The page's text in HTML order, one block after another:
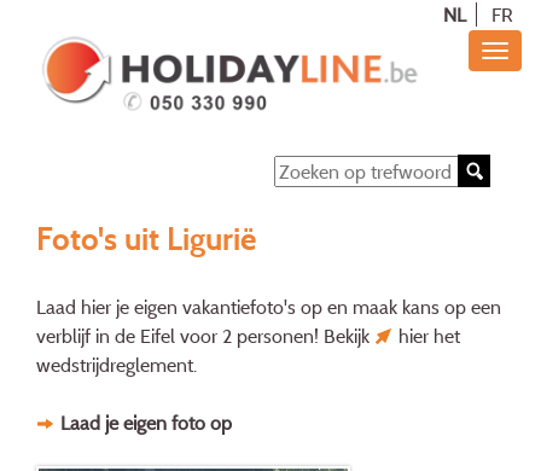
NL FR
Foto's uit Ligurië
Laad hier je eigen vakantiefoto's op en maak kans op een
verblijf in de Eifel voor 2 personen! Bekijk
hier het
wedstrijdreglement.
Laad je eigen foto op